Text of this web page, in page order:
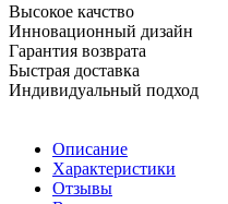
Высокое качство
Инновационный дизайн
Гарантия возврата
Быстрая доставка
Индивидуальный подход
Описание
Характеристики
Отзывы